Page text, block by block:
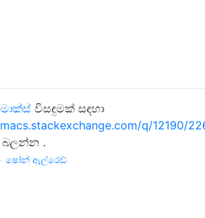
විසඳුමක් සඳහා
q/12190/
බලන්න .
ෂෝන් ඇල්රෙඩ්